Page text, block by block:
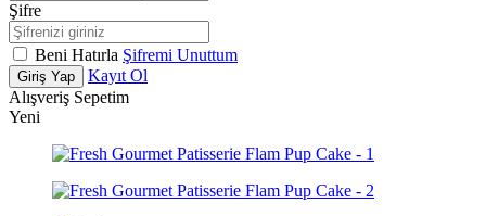
Şifre
Beni Hatırla Şifremi Unuttum
Giriş Yap
Kayıt Ol
Alışveriş Sepetim
Yeni